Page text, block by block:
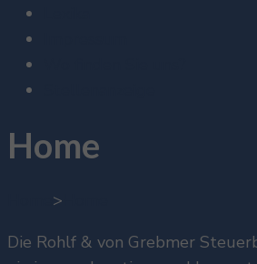
Home
>
Die Rohlf & von Grebmer